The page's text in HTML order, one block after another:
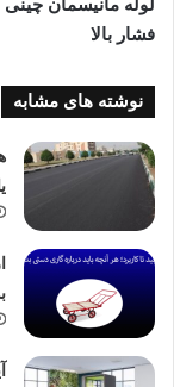
فشار بالا
نوشته های مشابه